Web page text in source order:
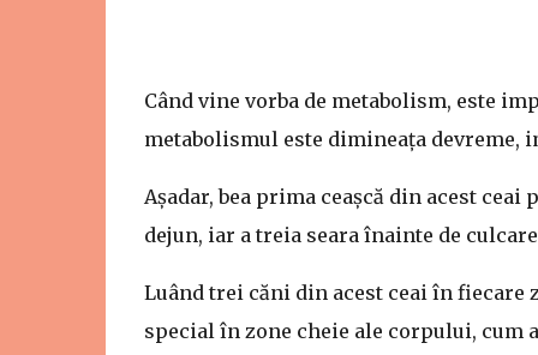
Când vine vorba de metabolism, este
metabolismul este dimineața devreme,
Așadar, bea prima ceașcă din acest
dejun, iar a treia seara înainte de
Luând trei căni din acest ceai în
special în zone cheie ale corpului, cum